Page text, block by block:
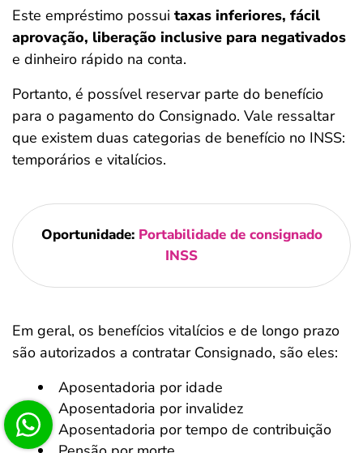
Este empréstimo possui taxas inferiores, fácil
aprovação, liberação inclusive para negativados
e dinheiro rápido na conta.
Portanto, é possível reservar parte do benefício
para o pagamento do Consignado. Vale ressaltar
que existem duas categorias de benefício no INSS:
temporários e vitalícios.
Oportunidade: Portabilidade de consignado
INSS
Em geral, os benefícios vitalícios e de longo prazo
são autorizados a contratar Consignado, são eles:
Aposentadoria por idade
Aposentadoria por invalidez
Aposentadoria por tempo de contribuição